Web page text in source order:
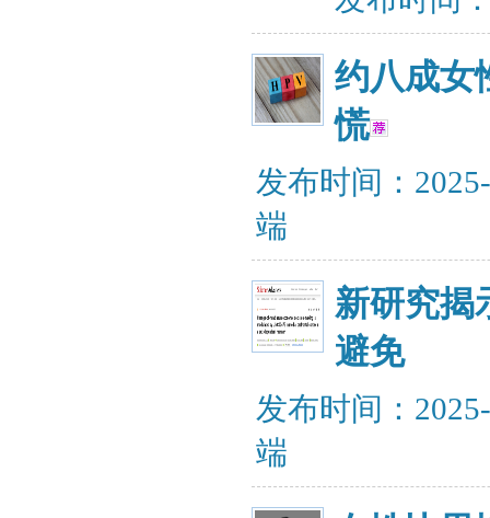
约八成女
慌
发布时间：
端
新研究揭
避免
发布时间：
端